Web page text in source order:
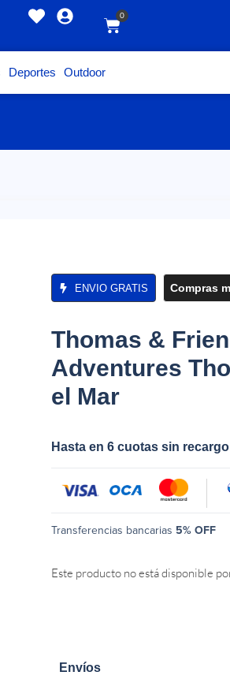
0
Deportes Outdoor
ENVIO GRATIS Compras
Thomas &
Adventures
el Mar
Hasta en 6 cuotas sin recargo
Transferencias bancarias 5% OFF
Este producto no está disponible
Envíos